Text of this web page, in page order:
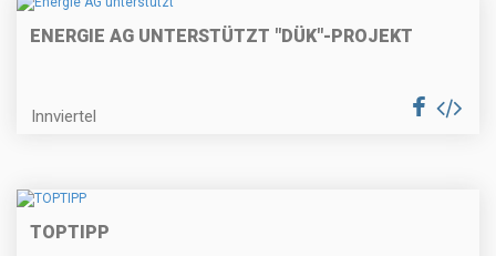
ENERGIE AG UNTERSTÜTZT "DÜK"-PROJEKT
Innviertel
TOPTIPP